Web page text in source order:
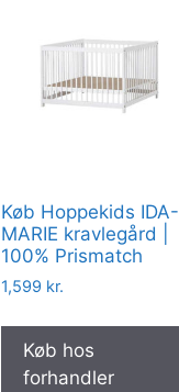
Køb Hoppekids IDA-
MARIE kravlegård |
100% Prismatch
1,599 kr.
Køb hos
forhandler